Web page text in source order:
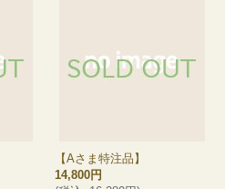
【Aさま特注品】
14,800円